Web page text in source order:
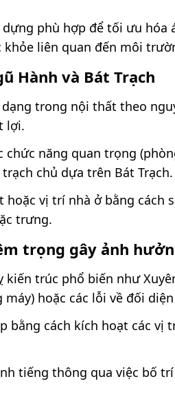
phù hợp để tối ưu
khỏe liên quan đến môi
Hành và Bát Trạch
trong nội thất theo
lợi.
năng quan trọng
chủ dựa trên Bát Trạch.
hoặc vị trí nhà ở bằng cách
trưng.
trọng gây ảnh
kiến trúc phổ biến như
hoặc các lỗi về đối
bằng cách kích hoạt các vị
tiếng thông qua việc bố